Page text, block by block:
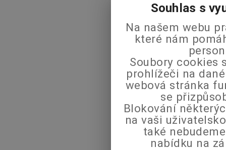
Souhlas s
Na našem webu
které nám
Soubory cookies
prohlížeči na
webová stránka
se
Blokování
na vaši
také
nabídku na